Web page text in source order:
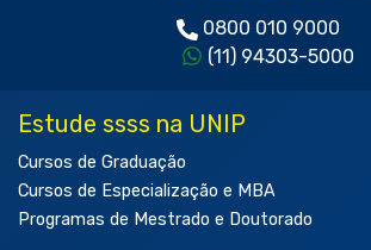
0800 010 9000
(11) 94303-5000
Estude ssss na UNIP
Cursos de Graduação
Cursos de Especialização e MBA
Programas de Mestrado e Doutorado